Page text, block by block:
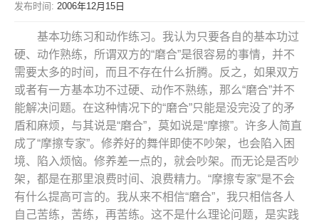
发布时间: 2006年12月15日
基本功练习和动作练习。我认为只要各自的基本功过
硬、动作熟练，所谓双方的“磨合”是很容易的事情，并不
需要太多的时间，而且不存在什么折腾。反之，如果双方
或者有一方基本功不过硬、动作不熟练，那么“磨合”并不
能解决问题。在这种情况下的“磨合”只能是没完没了的矛
盾和麻烦，与其说是“磨合”，莫如说是“摩擦”。许多人简直
成了“摩擦专家”。修养好的舞伴即使不吵架，也会陷入困
境、陷入烦恼。修养差一点的，就会吵架。而无论是否吵
架，都是在那里浪费时间、浪费精力。“摩擦专家”是不会
有什么提高可言的。我从来不相信“磨合”，我只相信各人
自己苦练，苦练，再苦练。这不是什么理论问题，是实践